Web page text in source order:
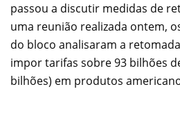
passou a discutir medidas de
uma reunião realizada ontem,
do bloco analisaram a
impor tarifas sobre 93 bilhões
bilhões) em produtos